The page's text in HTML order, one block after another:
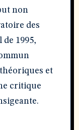
non
des
1995,
et
critique